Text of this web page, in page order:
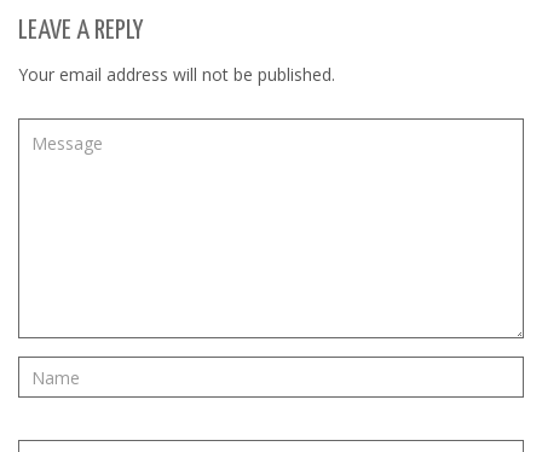
LEAVE A REPLY
Your email address will not be published.